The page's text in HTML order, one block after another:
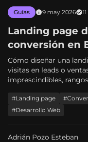
Guías 9 may 2026
Landing page
conversión en
estructura,
orientativos y
matan el ROI
Cómo diseñar una
visitas en leads o
imprescindibles,
errores habituales en
#Landing page
#Desarrollo Web
Adrián Pozo Esteban